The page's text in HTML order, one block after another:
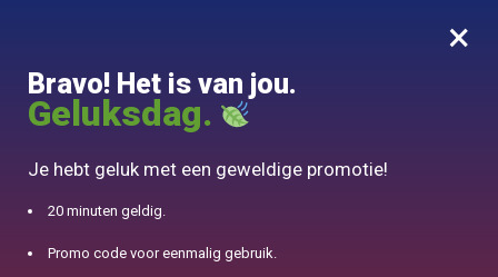
0
10% aangeboden voor 50€ aankopen met DJINN-code10
×
Bravo! Het is van jou.
Geluksdag.
Je hebt geluk met een geweldige promotie!
20 minuten geldig.
Promo code voor eenmalig gebruik.